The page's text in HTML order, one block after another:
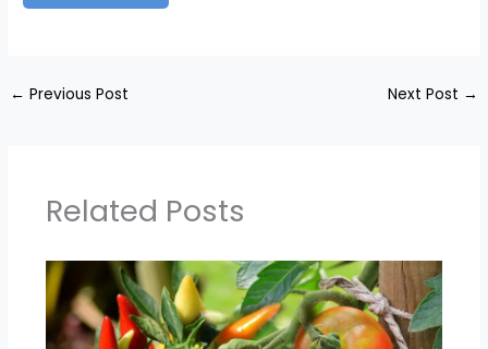
← Previous Post Next Post →
Related Posts